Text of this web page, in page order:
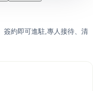
簽約即可進駐,專人接待、清